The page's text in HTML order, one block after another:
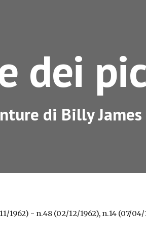
dei
di Billy James
1962) - n.48 (02/12/1962), n.14 (07/